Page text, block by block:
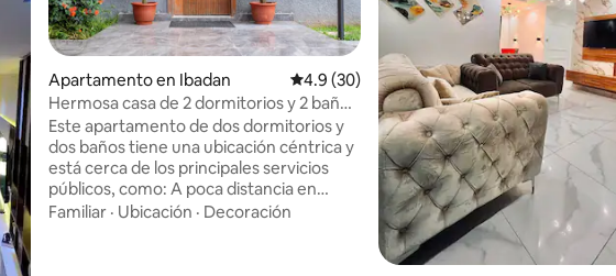
Apartamento en Ibadan Calificación promedio: 4.9 de 5, 30 reseñas
4.9 (30)
Hermosa casa de 2 dormitorios y 2 baños
en Oluyole Est
Este apartamento de dos dormitorios y
dos baños tiene una ubicación céntrica y
está cerca de los principales servicios
públicos, como: A poca distancia en
coche: Shoprite a 15 minutos Autopista
Familiar · Ubicación · Decoración